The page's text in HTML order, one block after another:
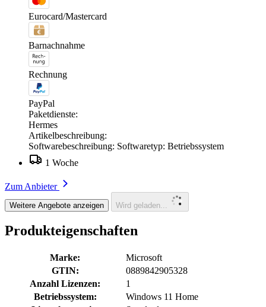
Eurocard/Mastercard
Barnachnahme
Rechnung
PayPal
Paketdienste:
Hermes
Artikelbeschreibung:
Softwarebeschreibung: Softwaretyp: Betriebssystem
1 Woche
Zum Anbieter
Weitere Angebote anzeigen Wird geladen...
Produkteigenschaften
Marke:
Microsoft
GTIN:
0889842905328
Anzahl Lizenzen:
1
Betriebssystem:
Windows 11 Home